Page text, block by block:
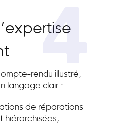
4
rendu illustré,
langage clair :
de réparations
hiérarchisées,